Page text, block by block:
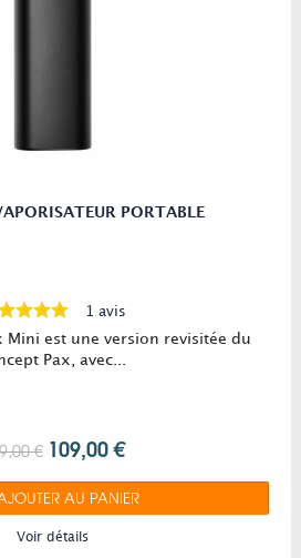
PORTABLE
1 avis
Mini est une version revisitée du
Pax, avec...
€ 109,00 €
AU PANIER
Voir détails